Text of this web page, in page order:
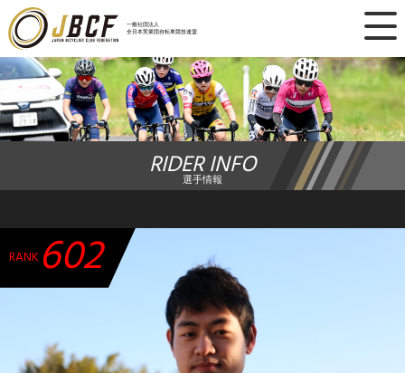
一般社団法人
全日本実業団自転車競技連盟
×
ニュース
レース日程
ランキング
チーム・選手
競技ガイド
加盟・登録
RIDER INFO
選手情報
RANK 602